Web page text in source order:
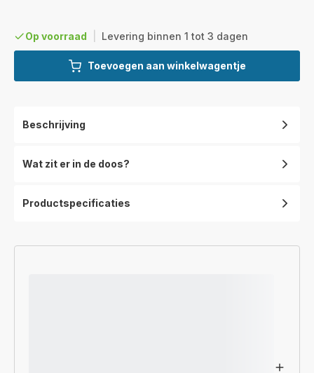
Op voorraad Levering binnen 1 tot 3 dagen
Toevoegen aan winkelwagentje
Beschrijving
Wat zit er in de doos?
Productspecificaties